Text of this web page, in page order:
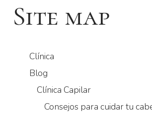
Site map
Clínica
Blog
Clínica Capilar
Consejos para cuidar tu